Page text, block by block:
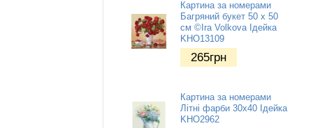
Картина за номерами
Багряний букет 50 х 50
см ©Ira Volkova Ідейка
KHO13109
265грн
Картина за номерами
Літні фарби 30х40 Ідейка
KHO2962